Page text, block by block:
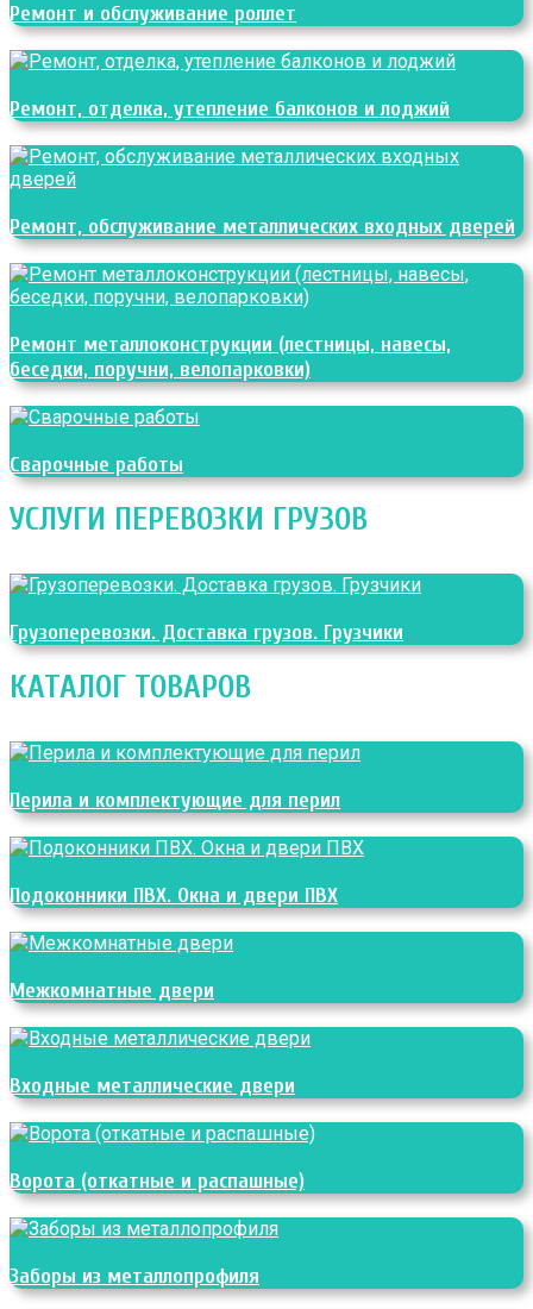
Ремонт и обслуживание роллет
Ремонт, отделка, утепление балконов и лоджий
Ремонт, обслуживание металлических входных дверей
Ремонт металлоконструкции (лестницы, навесы,
беседки, поручни, велопарковки)
Сварочные работы
УСЛУГИ ПЕРЕВОЗКИ ГРУЗОВ
Грузоперевозки. Доставка грузов. Грузчики
КАТАЛОГ ТОВАРОВ
Перила и комплектующие для перил
Подоконники ПВХ. Окна и двери ПВХ
Межкомнатные двери
Входные металлические двери
Ворота (откатные и распашные)
Заборы из металлопрофиля